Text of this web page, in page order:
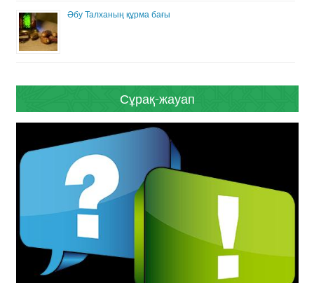
Әбу Талханың құрма бағы
Сұрақ-жауап